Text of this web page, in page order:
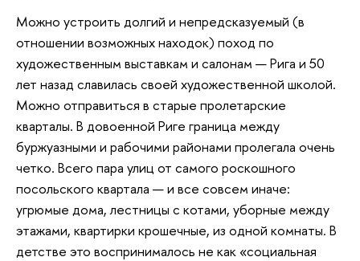
Можно устроить долгий и непредсказуемый (в
отношении возможных находок) поход по
художественным выставкам и салонам — Рига и 50
лет назад славилась своей художественной школой.
Можно отправиться в старые пролетарские
кварталы. В довоенной Риге граница между
буржуазными и рабочими районами пролегала очень
четко. Всего пара улиц от самого роскошного
посольского квартала — и все совсем иначе:
угрюмые дома, лестницы с котами, уборные между
этажами, квартирки крошечные, из одной комнаты. В
детстве это воспринималось не как «социальная